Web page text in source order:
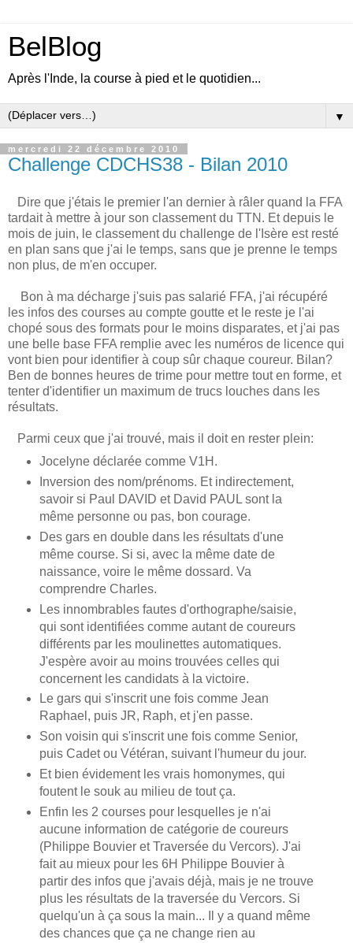
BelBlog
Après l'Inde, la course à pied et le quotidien...
▼
mercredi 22 décembre 2010
Challenge CDCHS38 - Bilan 2010
Dire que j'étais le premier l'an dernier à râler quand la FFA
tardait à mettre à jour son classement du TTN. Et depuis le
mois de juin, le classement du challenge de l'Isère est resté
en plan sans que j'ai le temps, sans que je prenne le temps
non plus, de m'en occuper.
Bon à ma décharge j'suis pas salarié FFA, j'ai récupéré
les infos des courses au compte goutte et le reste je l'ai
chopé sous des formats pour le moins disparates, et j'ai pas
une belle base FFA remplie avec les numéros de licence qui
vont bien pour identifier à coup sûr chaque coureur. Bilan?
Ben de bonnes heures de trime pour mettre tout en forme, et
tenter d'identifier un maximum de trucs louches dans les
résultats.
Parmi ceux que j'ai trouvé, mais il doit en rester plein:
Jocelyne déclarée comme V1H.
Inversion des nom/prénoms. Et indirectement,
savoir si Paul DAVID et David PAUL sont la
même personne ou pas, bon courage.
Des gars en double dans les résultats d'une
même course. Si si, avec la même date de
naissance, voire le même dossard. Va
comprendre Charles.
Les innombrables fautes d'orthographe/saisie,
qui sont identifiées comme autant de coureurs
différents par les moulinettes automatiques.
J'espère avoir au moins trouvées celles qui
concernent les candidats à la victoire.
Le gars qui s'inscrit une fois comme Jean
Raphael, puis JR, Raph, et j'en passe.
Son voisin qui s'inscrit une fois comme Senior,
puis Cadet ou Vétéran, suivant l'humeur du jour.
Et bien évidement les vrais homonymes, qui
foutent le souk au milieu de tout ça.
Enfin les 2 courses pour lesquelles je n'ai
aucune information de catégorie de coureurs
(Philippe Bouvier et Traversée du Vercors). J'ai
fait au mieux pour les 6H Philippe Bouvier à
partir des infos que j'avais déjà, mais je ne trouve
plus les résultats de la traversée du Vercors. Si
quelqu'un à ça sous la main... Il y a quand même
des chances que ça ne change rien au